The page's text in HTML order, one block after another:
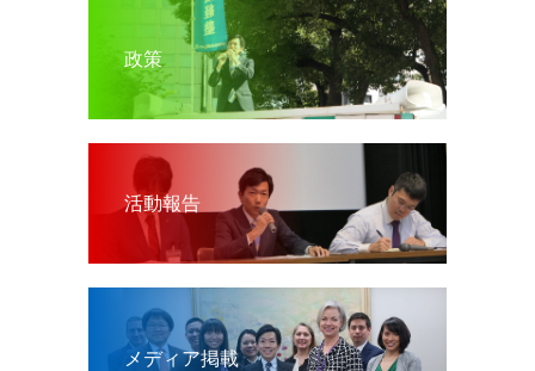
政策
活動報告
メディア掲載